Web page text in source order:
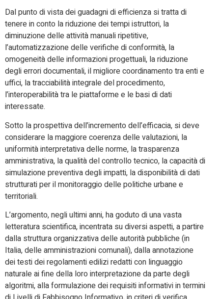
Dal punto di vista dei guadagni di efficienza si tratta di
tenere in conto la riduzione dei tempi istruttori, la
diminuzione delle attività manuali ripetitive,
l’automatizzazione delle verifiche di conformità, la
omogeneità delle informazioni progettuali, la riduzione
degli errori documentali, il migliore coordinamento tra enti e
uffici, la tracciabilità integrale del procedimento,
l’interoperabilità tra le piattaforme e le basi di dati
interessate.
Sotto la prospettiva dell’incremento dell’efficacia, si deve
considerare la maggiore coerenza delle valutazioni, la
uniformità interpretativa delle norme, la trasparenza
amministrativa, la qualità del controllo tecnico, la capacità di
simulazione preventiva degli impatti, la disponibilità di dati
strutturati per il monitoraggio delle politiche urbane e
territoriali.
L’argomento, negli ultimi anni, ha goduto di una vasta
letteratura scientifica, incentrata su diversi aspetti, a partire
dalla struttura organizzativa delle autorità pubbliche (in
Italia, delle amministrazioni comunali), dalla annotazione
dei testi dei regolamenti edilizi redatti con linguaggio
naturale ai fine della loro interpretazione da parte degli
algoritmi, alla formulazione dei requisiti informativi in termini